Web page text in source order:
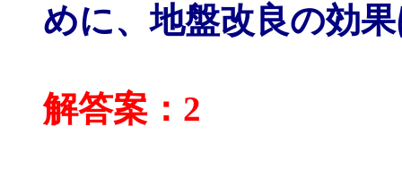
めに、地盤改良の効
解答案：2